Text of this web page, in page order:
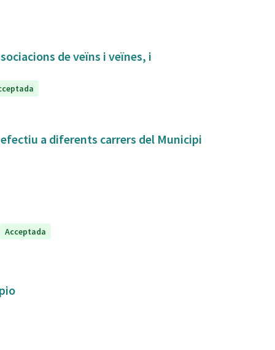
de veïns i veïnes, i
a diferents carrers del Municipi
Acceptada